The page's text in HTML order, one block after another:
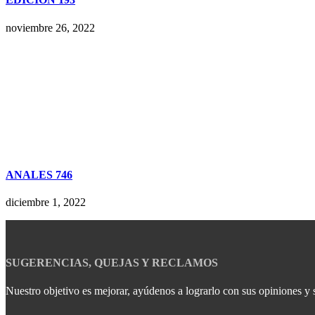
noviembre 26, 2022
ANALES 746
diciembre 1, 2022
SUGERENCIAS, QUEJAS Y RECLAMOS
Nuestro objetivo es mejorar, ayúdenos a lograrlo con sus opiniones y